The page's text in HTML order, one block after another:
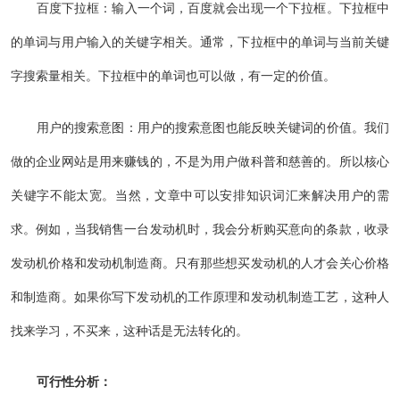
百度下拉框：输入一个词，百度就会出现一个下拉框。下拉框中
的单词与用户输入的关键字相关。通常，下拉框中的单词与当前关键
字搜索量相关。下拉框中的单词也可以做，有一定的价值。
用户的搜索意图：用户的搜索意图也能反映关键词的价值。我们
做的企业网站是用来赚钱的，不是为用户做科普和慈善的。所以核心
关键字不能太宽。当然，文章中可以安排知识词汇来解决用户的需
求。例如，当我销售一台发动机时，我会分析购买意向的条款，收录
发动机价格和发动机制造商。只有那些想买发动机的人才会关心价格
和制造商。如果你写下发动机的工作原理和发动机制造工艺，这种人
找来学习，不买来，这种话是无法转化的。
可行性分析：